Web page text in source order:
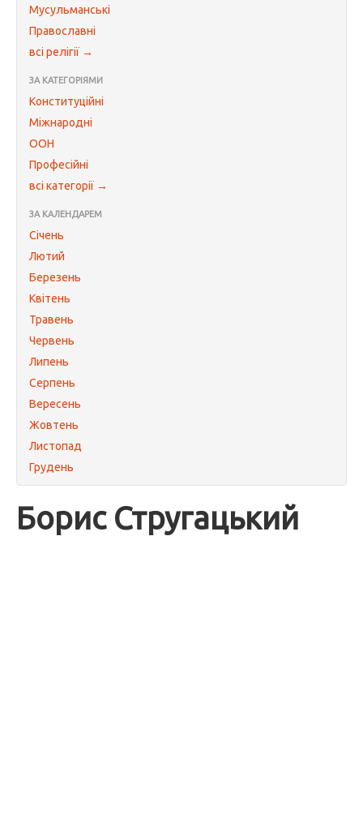
Мусульманські
Православні
всі релігії →
ЗА КАТЕГОРІЯМИ
Конституційні
Міжнародні
ООН
Професійні
всі категорії →
ЗА КАЛЕНДАРЕМ
Січень
Лютий
Березень
Квітень
Травень
Червень
Липень
Серпень
Вересень
Жовтень
Листопад
Грудень
Борис Стругацький